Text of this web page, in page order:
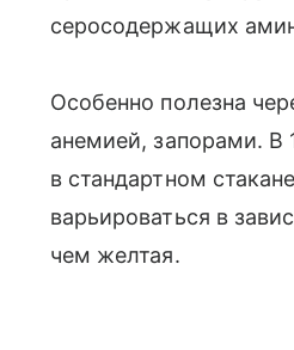
серосодержащих
Особенно полезна
анемией, запорами. В
в стандартном
варьироваться в
чем желтая.